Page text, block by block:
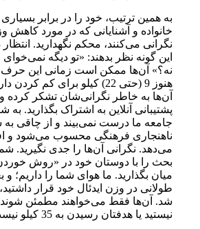
به همین ترتیب، خود را در برابر بسیاری از
خانواده و آشنایانی که در مورد کاهش وزن
نگرانی می‌کنند، محکم نگهدارید. انتظار
این ‌گونه نظر بدهند: «تو دیگه نمی‌خوای
نه؟» آن‌ها ممکن است زمانی این حرف را
هنوز 9 (حتی 22) کیلو برای کم کردن
آن‌ها به خاطر نگرانی‌شان تشکر کرده و آن را
پشتیبانی آنلاین به اشتراک بگذارید. به
جامعه ما درست نمی‌بیند و از چاقی به
ناهنجاری فرهنگی محسوب می‌شود و افراد
می‌دهد. نگرانی آن‌ها را جدی نگیرید. شما
بحث را با دوستان خود در «روش خوردن
میان بگذارید. ما هوای شما را داریم؛ و بعد
طولانی در وزن ایدئال خود قرار داشتید،
شد. آن‌ها فقط می‌خواهند مطمئن شوند که
نیستید یا هدفتان رسیدن به 35 کیلو نیست.